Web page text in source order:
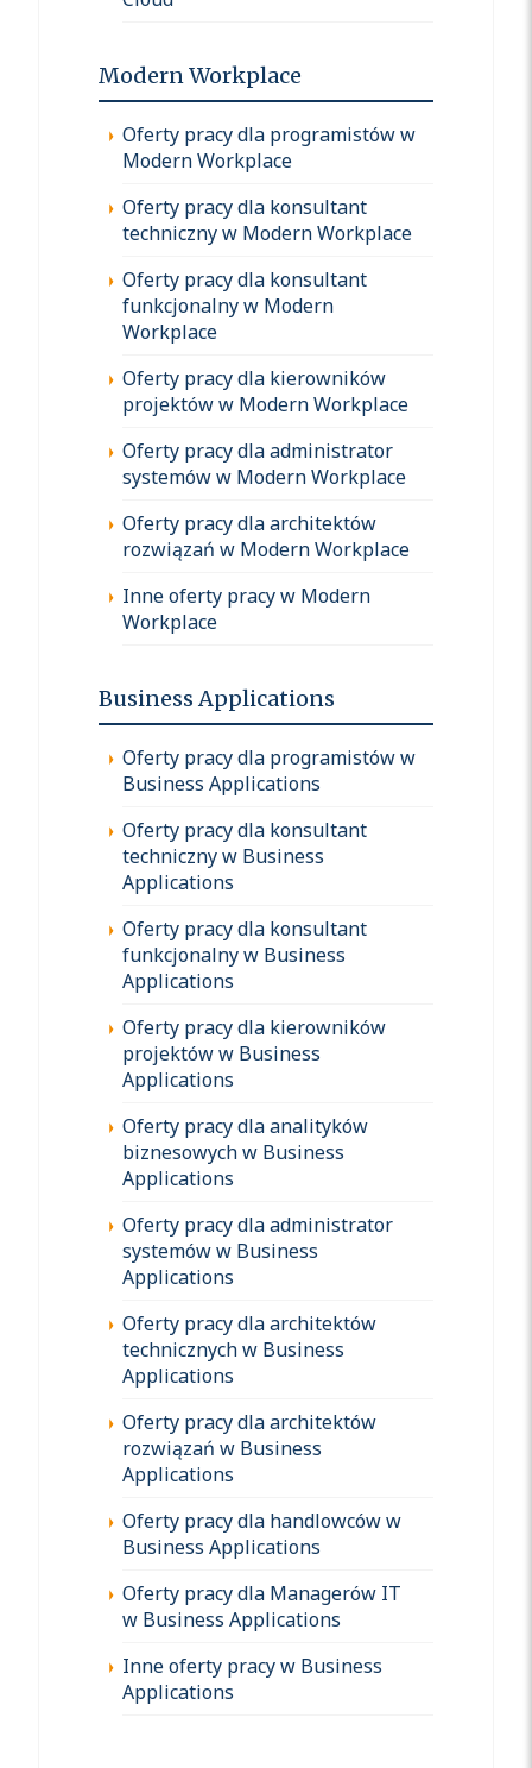
Modern Workplace
Oferty pracy dla programistów w
Modern Workplace
Oferty pracy dla konsultant
techniczny w Modern Workplace
Oferty pracy dla konsultant
funkcjonalny w Modern
Workplace
Oferty pracy dla kierowników
projektów w Modern Workplace
Oferty pracy dla administrator
systemów w Modern Workplace
Oferty pracy dla architektów
rozwiązań w Modern Workplace
Inne oferty pracy w Modern
Workplace
Business Applications
Oferty pracy dla programistów w
Business Applications
Oferty pracy dla konsultant
techniczny w Business
Applications
Oferty pracy dla konsultant
funkcjonalny w Business
Applications
Oferty pracy dla kierowników
projektów w Business
Applications
Oferty pracy dla analityków
biznesowych w Business
Applications
Oferty pracy dla administrator
systemów w Business
Applications
Oferty pracy dla architektów
technicznych w Business
Applications
Oferty pracy dla architektów
rozwiązań w Business
Applications
Oferty pracy dla handlowców w
Business Applications
Oferty pracy dla Managerów IT
w Business Applications
Inne oferty pracy w Business
Applications